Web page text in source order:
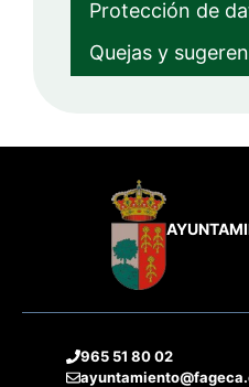
Protección de
Quejas y
965 51 80 02